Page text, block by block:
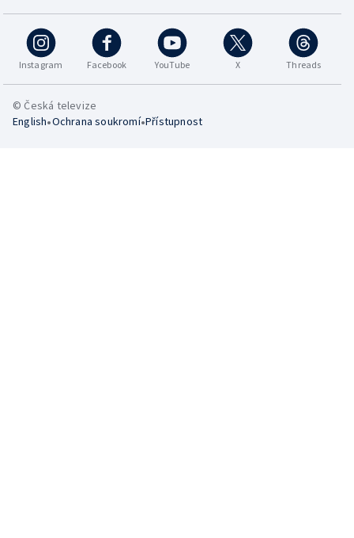
Instagram Facebook YouTube X Threads
© Česká televize
English•Ochrana soukromí•Přístupnost